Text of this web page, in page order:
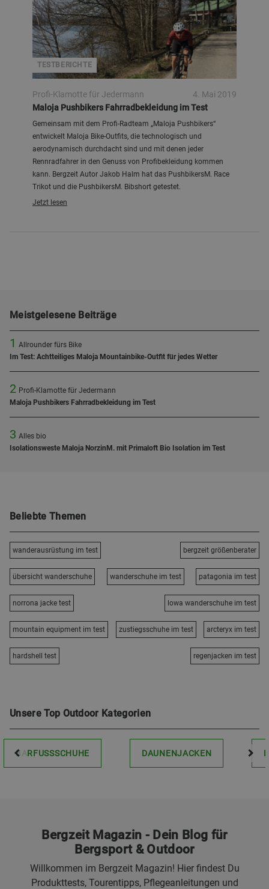
TESTBERICHTE
Profi-Klamotte für Jedermann
4. Mai 2019
Maloja Pushbikers Fahrradbekleidung im Test
Gemeinsam mit dem Profi-Radteam „Maloja Pushbikers“
entwickelt Maloja Bike-Outfits, die technologisch und
aerodynamisch durchdacht sind und mit denen jeder
Rennradfahrer in den Genuss von Profibekleidung kommen
kann. Bergzeit Autor Jakob Halm hat das PushbikersM. Race
Trikot und die PushbikersM. Bibshort getestet.
Jetzt lesen
Meistgelesene Beiträge
1 Allrounder fürs Bike
Im Test: Achtteiliges Maloja Mountainbike-Outfit für jedes Wetter
2 Profi-Klamotte für Jedermann
Maloja Pushbikers Fahrradbekleidung im Test
3 Alles bio
Isolationsweste Maloja NorzinM. mit Primaloft Bio Isolation im Test
Beliebte Themen
wanderausrüstung im test bergzeit größenberater
übersicht wanderschuhe wanderschuhe im test patagonia im test
norrona jacke test lowa wanderschuhe im test
mountain equipment im test zustiegsschuhe im test arcteryx im test
hardshell test regenjacken im test
Unsere Top Outdoor Kategorien
BARFUSSSCHUHE DAUNENJACKEN
Bergzeit Magazin - Dein Blog für
Bergsport & Outdoor
Willkommen im Bergzeit Magazin! Hier findest Du
Produkttests, Tourentipps, Pflegeanleitungen und